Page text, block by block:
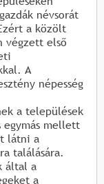
névsorát
a közölt
végzett első
A
népesség
a települések
mellett
látni a
találására.
által a
a